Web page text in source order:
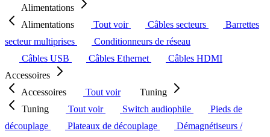
Alimentations
Alimentations
Tout voir Câbles secteurs
Barrettes
secteur multiprises
Conditionneurs de réseau
Câbles USB
Câbles Ethernet
Câbles HDMI
Accessoires
Accessoires
Tout voir
Tuning
Tuning
Tout voir Switch audiophile
Pieds de
découplage
Plateaux de découplage
Démagnétiseurs /